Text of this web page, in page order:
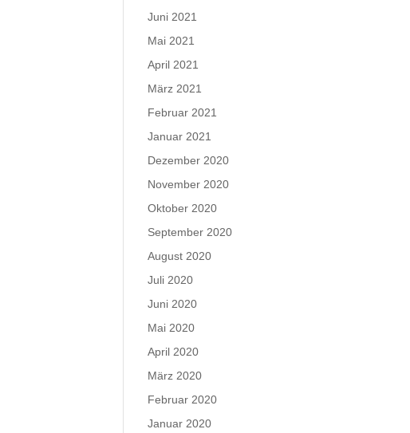
Juni 2021
Mai 2021
April 2021
März 2021
Februar 2021
Januar 2021
Dezember 2020
November 2020
Oktober 2020
September 2020
August 2020
Juli 2020
Juni 2020
Mai 2020
April 2020
März 2020
Februar 2020
Januar 2020